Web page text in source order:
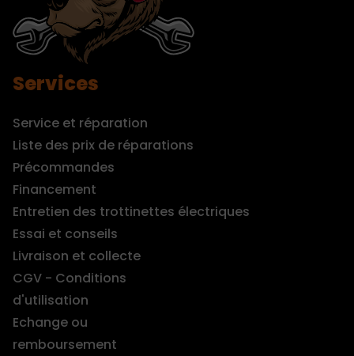
Services
Service et réparation
Liste des prix de réparations
Précommandes
Financement
Entretien des trottinettes électriques
Essai et conseils
Livraison et collecte
CGV - Conditions
d'utilisation
Echange ou
remboursement